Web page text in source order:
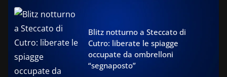
Blitz notturno a Steccato di
Cutro: liberate le spiagge
occupate da ombrelloni
“segnaposto”